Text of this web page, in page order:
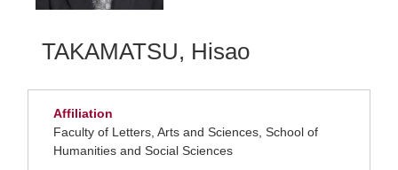
TAKAMATSU, Hisao
Affiliation
Faculty of Letters, Arts and Sciences, School of
Humanities and Social Sciences